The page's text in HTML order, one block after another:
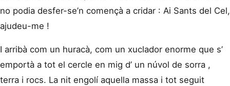
no podia desfer-se’n començà a cridar : Ai Sants del Cel,
ajudeu-me !
I arribà com un huracà, com un xuclador enorme que s’
emportà a tot el cercle en mig d’ un núvol de sorra ,
terra i rocs. La nit engolí aquella massa i tot seguit